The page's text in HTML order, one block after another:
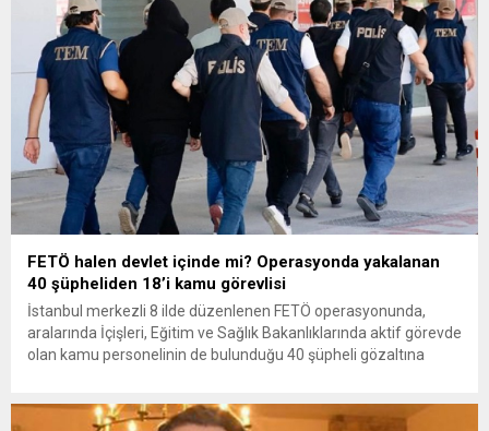
açıkladı. Operasyon kapsamında Maydonoz Döner’e yönelik
ciddi bulgular...
FETÖ halen devlet içinde mi? Operasyonda yakalanan
40 şüpheliden 18’i kamu görevlisi
İstanbul merkezli 8 ilde düzenlenen FETÖ operasyonunda,
aralarında İçişleri, Eğitim ve Sağlık Bakanlıklarında aktif görevde
olan kamu personelinin de bulunduğu 40 şüpheli gözaltına
yürüttüğü soruşturma kapsamında, İstanbul Kaçakçılık